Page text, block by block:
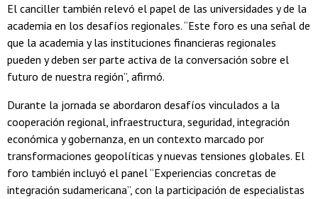
El canciller también relevó el papel de las universidades y de la
academia en los desafíos regionales. “Este foro es una señal de
que la academia y las instituciones financieras regionales
pueden y deben ser parte activa de la conversación sobre el
futuro de nuestra región”, afirmó.
Durante la jornada se abordaron desafíos vinculados a la
cooperación regional, infraestructura, seguridad, integración
económica y gobernanza, en un contexto marcado por
transformaciones geopolíticas y nuevas tensiones globales. El
foro también incluyó el panel “Experiencias concretas de
integración sudamericana”, con la participación de especialistas